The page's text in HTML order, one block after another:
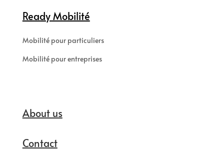
Ready Mobilité
Mobilité pour particuliers
Mobilité pour entreprises
About us
Contact